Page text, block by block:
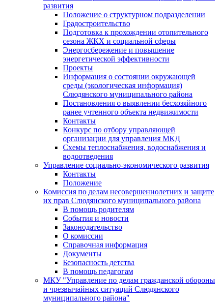
развития
Положение о структурном подразделении
Градостроительство
Подготовка к прохождении отопительного
сезона ЖКХ и социальной сферы
Энергосбережение и повышение
энергетической эффективности
Проекты
Информация о состоянии окружающей
среды (экологическая информация)
Слюдянского муниципального района
Постановления о выявлении бесхозяйного
ранее учтенного объекта недвижимости
Контакты
Конкурс по отбору управляющей
организации для управления МКД
Схемы теплоснабжения, водоснабжения и
водоотведения
Управление социально-экономического развития
Контакты
Положение
Комиссия по делам несовершеннолетних и защите
их прав Слюдянского муниципального района
В помощь родителям
События и новости
Законодательство
О комиссии
Справочная информация
Документы
Безопасность детства
В помощь педагогам
МКУ "Управление по делам гражданской обороны
и чрезвычайных ситуаций Слюдянского
муниципального района"